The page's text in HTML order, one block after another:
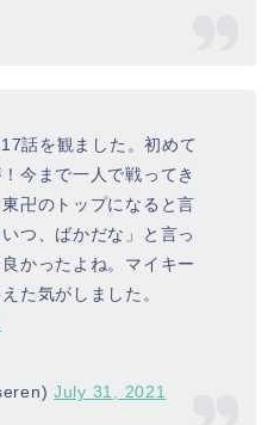
話を観ました。初めて
今まで一人で戦ってき
卍のトップになると言
つ、ばかだな」と言っ
かったよね。マイキー
た気がしました。
July 31, 2021